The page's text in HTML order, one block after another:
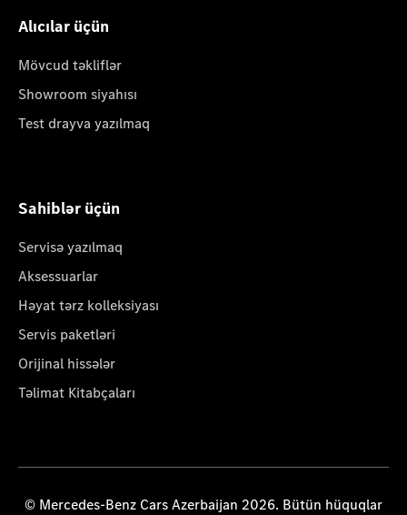
Alıcılar üçün
Mövcud təkliflər
Showroom siyahısı
Test drayva yazılmaq
Sahiblər üçün
Servisə yazılmaq
Aksessuarlar
Həyat tərz kolleksiyası
Servis paketləri
Orijinal hissələr
Təlimat Kitabçaları
© Mercedes-Benz Cars Azerbaijan 2026. Bütün hüquqlar